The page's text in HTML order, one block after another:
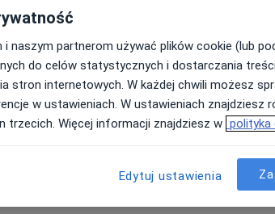
Dziś Jutro Ndz, Pon,
10 Sie
Umawianie online nie jest dostępne
naszym partnerom używać plików cookie (lub
do celów statystycznych i dostarczania
stron internetowych. W każdej chwili możesz
w ustawieniach. W ustawieniach znajdziesz
trzecich. Więcej informacji znajdziesz w polityka
Edytuj ustawienia